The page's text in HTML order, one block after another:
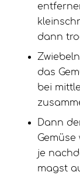
dann
das
bei
Dann
Gemüse
je
magst